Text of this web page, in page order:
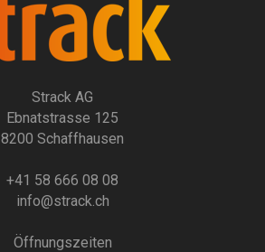
Strack AG
Ebnatstrasse 125
8200 Schaffhausen
+41 58 666 08 08
info@strack.ch
Öffnungszeiten